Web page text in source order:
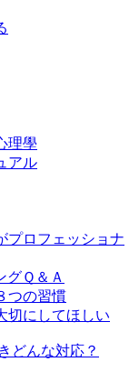
理學
アル
プロフェッショナ
Ｑ＆Ａ
つの習慣
切にしてほしい
どんな対応？